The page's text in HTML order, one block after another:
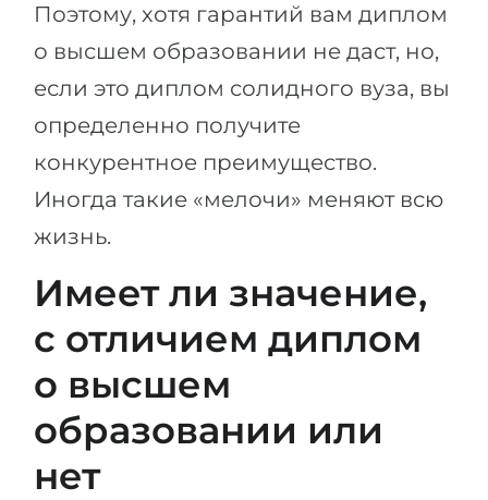
Поэтому, хотя гарантий вам диплом
о высшем образовании не даст, но,
если это диплом солидного вуза, вы
определенно получите
конкурентное преимущество.
Иногда такие «мелочи» меняют всю
жизнь.
Имеет ли значение,
с отличием диплом
о высшем
образовании или
нет